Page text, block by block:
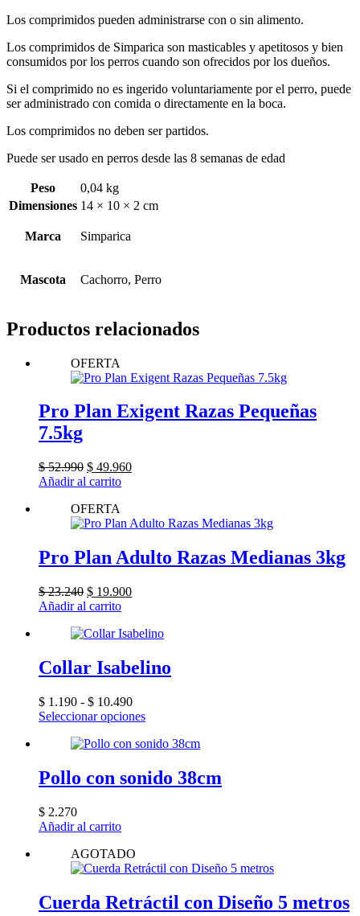
Los comprimidos pueden administrarse con o sin alimento.
Los comprimidos de Simparica son masticables y apetitosos y bien
consumidos por los perros cuando son ofrecidos por los dueños.
Si el comprimido no es ingerido voluntariamente por el perro, puede
ser administrado con comida o directamente en la boca.
Los comprimidos no deben ser partidos.
Puede ser usado en perros desde las 8 semanas de edad
Peso
0,04 kg
Dimensiones 14 × 10 × 2 cm
Marca Simparica
Mascota Cachorro, Perro
Productos relacionados
OFERTA
Pro Plan Exigent Razas Pequeñas
7.5kg
$52.990 El
precio
era:
$ 52.990.
$ 49.960El
$ 49.960.
Añadir al carrito
OFERTA
Pro Plan Adulto Razas Medianas 3kg
$23.240 El
precio
era:
$ 19.900El
es:
Añadir al carrito
Collar Isabelino
$ 1.190 - $ 10.490Rango
de
desde
hasta
$ 10.490
Seleccionar opcionesEste
tiene
variantes.
Las
en
la
de
Pollo con sonido 38cm
$ 2.270
Añadir al carrito
AGOTADO
Cuerda Retráctil con Diseño 5 metros